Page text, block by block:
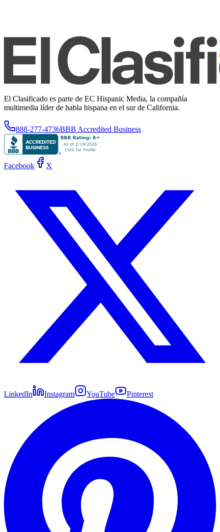
El Clasificado es parte de EC Hispanic Media, la compañía
multimedia líder de habla hispana en el sur de California.
888-277-4736BBB Accredited Business
Facebook X
LinkedIn Instagram YouTube Pinterest